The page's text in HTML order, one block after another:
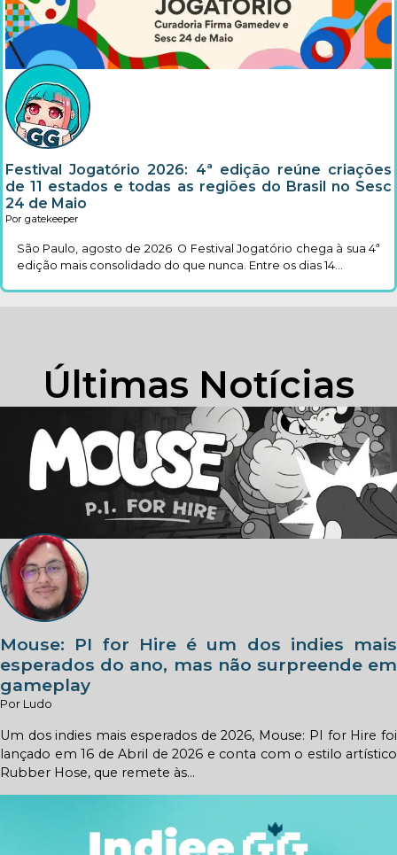
Festival Jogatório 2026: 4ª edição reúne criações
de 11 estados e todas as regiões do Brasil no Sesc
24 de Maio
Por gatekeeper
São Paulo, agosto de 2026 O Festival Jogatório chega à sua 4ª
edição mais consolidado do que nunca. Entre os dias 14...
Últimas Notícias
Mouse: PI for Hire é um dos indies mais
esperados do ano, mas não surpreende em
gameplay
Por Ludo
Um dos indies mais esperados de 2026, Mouse: PI for Hire foi
lançado em 16 de Abril de 2026 e conta com o estilo artístico
Rubber Hose, que remete às...